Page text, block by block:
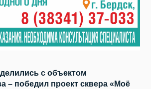
с объектом
– победил проект сквера «Моё